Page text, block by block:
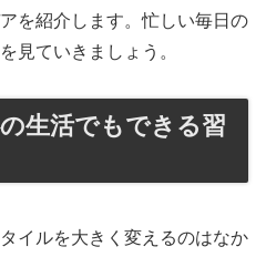
を紹介します。忙しい毎日の
見ていきましょう。
生活でもできる習
イルを大きく変えるのはなか